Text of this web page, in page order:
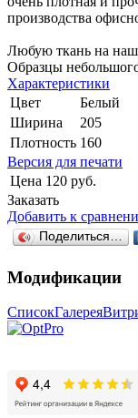
производства
Любую ткань на
Образцы
Характеристики
Цвет
Белый
Ширина
205
Плотность 160
Версия для печати
Цена 120 руб.
Заказать
Добавить к
Поделиться…
Модификации
СписокГалерея